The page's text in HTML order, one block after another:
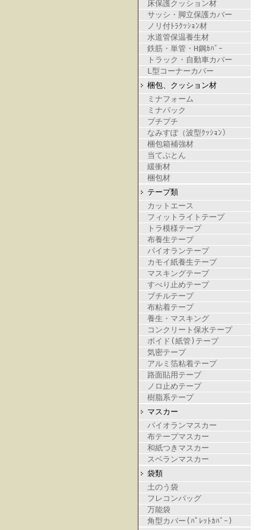
床保護クッション材
サッシ・脚立保護カバー
ノリ付ﾄﾗｸｯｼｮﾝ材
水道管保温養生材
鉄筋・単管・H鋼ｶﾊﾞｰ
トラック・自動車カバー
L型コーナーカバー
梱包、クッション材
ミナフォーム
ミナパック
プチプチ
なみすぽ（波型ｸｯｼｮﾝ）
梱包箱補強材
当てぶとん
緩衝材
梱包材
テープ類
カットエース
フィットライトテープ
トラ模様テープ
布養生テープ
パイオランテープ
カモイ紙養生テープ
マスキングテープ
すべり止めテープ
ブチルテープ
布粘着テープ
養生・マスキング
コンクリート保水テープ
ボイド(紙管)テープ
気密テープ
アルミ箔粘着テープ
路面貼用テープ
ノロ止めテープ
樹脂系テープ
マスカー
パイオランマスカー
布テープマスカー
和紙つきマスカー
スベランマスカー
袋類
土のう袋
フレコンバッグ
万能袋
角型カバー(ﾊﾟﾚｯﾄｶﾊﾞｰ)